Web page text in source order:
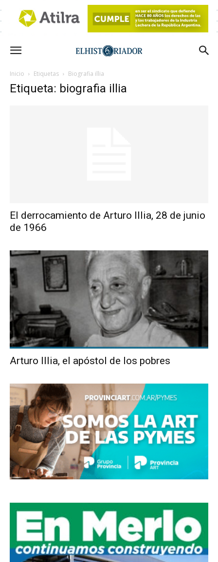
Inicio Etiquetas Biografia illia
Etiqueta: biografia illia
El derrocamiento de Arturo Illia, 28 de junio
de 1966
Arturo Illia, el apóstol de los pobres